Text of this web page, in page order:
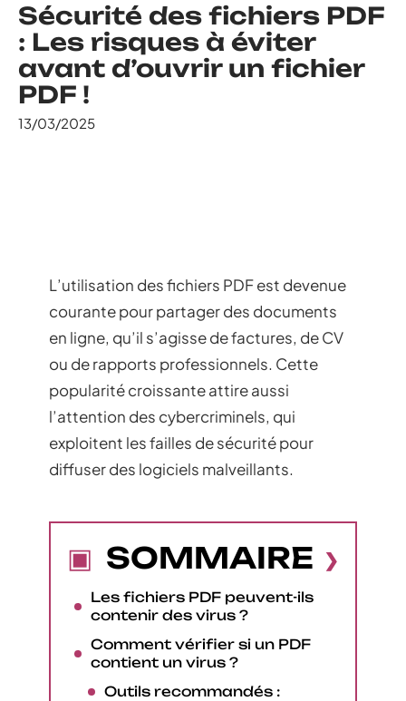
Sécurité des fichiers PDF
: Les risques à éviter
avant d’ouvrir un fichier
PDF !
13/03/2025
L’utilisation des fichiers PDF est devenue
courante pour partager des documents
en ligne, qu’il s’agisse de factures, de CV
ou de rapports professionnels. Cette
popularité croissante attire aussi
l’attention des cybercriminels, qui
exploitent les failles de sécurité pour
diffuser des logiciels malveillants.
SOMMAIRE
Les fichiers PDF peuvent-ils
contenir des virus ?
Comment vérifier si un PDF
contient un virus ?
Outils recommandés :